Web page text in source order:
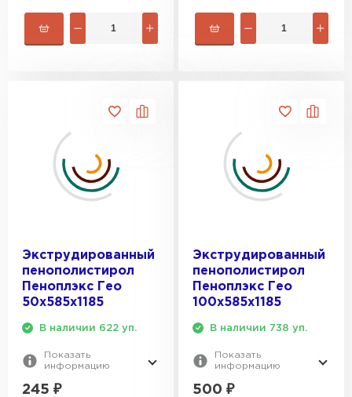
Экструдированный
пенополистирол
Пеноплэкс Гео
50х585х1185
В наличии 622 уп.
Показать
информацию
245 ₽
Экструдированный
пенополистирол
Пеноплэкс Гео
100х585х1185
В наличии 738 уп.
Показать
информацию
500 ₽